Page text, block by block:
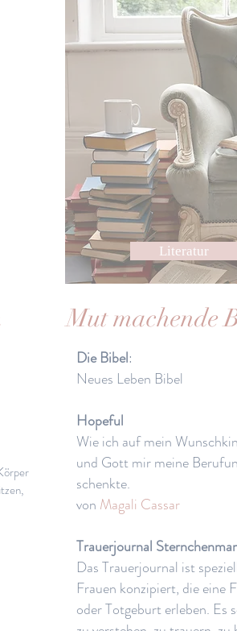
Literatur
Mut machende
Die Bibel:
Neues Leben Bibel
Hopeful
Wie ich auf mein
und Gott mir meine
schenkte.
von Magali Cassar
Trauerjournal
Das Trauerjournal ist
Frauen konzipiert, die
oder Totgeburt erleben. Es